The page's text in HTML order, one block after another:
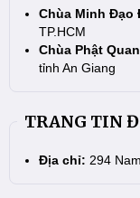
Chùa Minh Đạo
TP.HCM
Chùa Phật
tỉnh An Giang
TRANG TIN
Địa chỉ: 294